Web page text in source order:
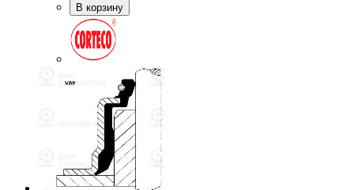
В корзину